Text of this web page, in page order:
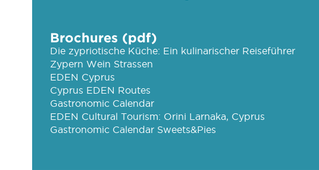
Brochures (pdf)
Die zypriotische Küche: Ein kulinarischer Reiseführer
Zypern Wein Strassen
EDEN Cyprus
Cyprus EDEN Routes
Gastronomic Calendar
EDEN Cultural Tourism: Orini Larnaka, Cyprus
Gastronomic Calendar Sweets&Pies